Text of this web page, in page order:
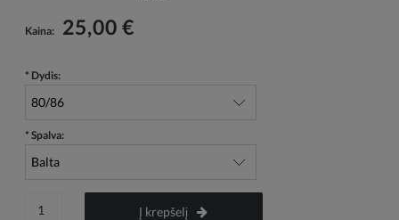
Kaina: 25,00 €
* Dydis:
* Spalva:
Į krepšelį